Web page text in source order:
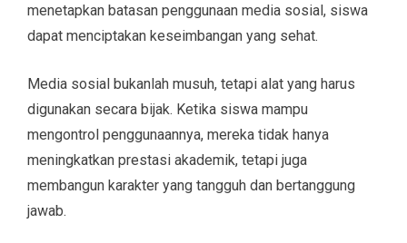
menetapkan batasan penggunaan media sosial, siswa
dapat menciptakan keseimbangan yang sehat.
Media sosial bukanlah musuh, tetapi alat yang harus
digunakan secara bijak. Ketika siswa mampu
mengontrol penggunaannya, mereka tidak hanya
meningkatkan prestasi akademik, tetapi juga
membangun karakter yang tangguh dan bertanggung
jawab.